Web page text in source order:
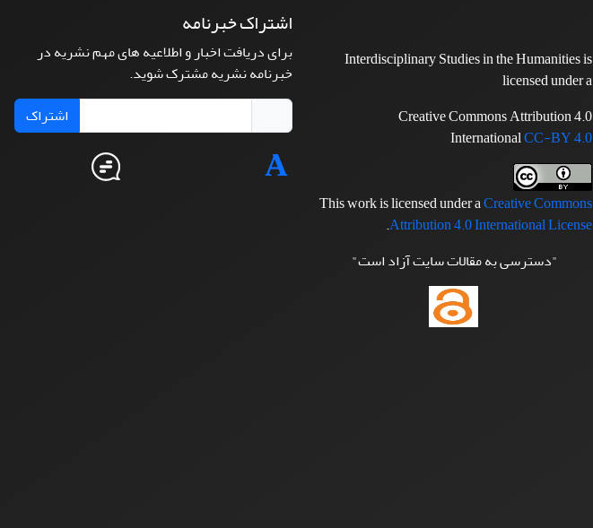
Interdisciplinary Studies in the Humanities is
licensed under a
Creative Commons Attribution 4.0
InternationalCC-BY 4.0
This work is licensed under aCreative Commons
Attribution 4.0 International License
.
"دسترسی به مقالات سایت آزاد است"
اشتراک خبرنامه
برای دریافت اخبار و اطلاعیه های مهم نشریه در
خبرنامه نشریه مشترک شوید.
اشتراک